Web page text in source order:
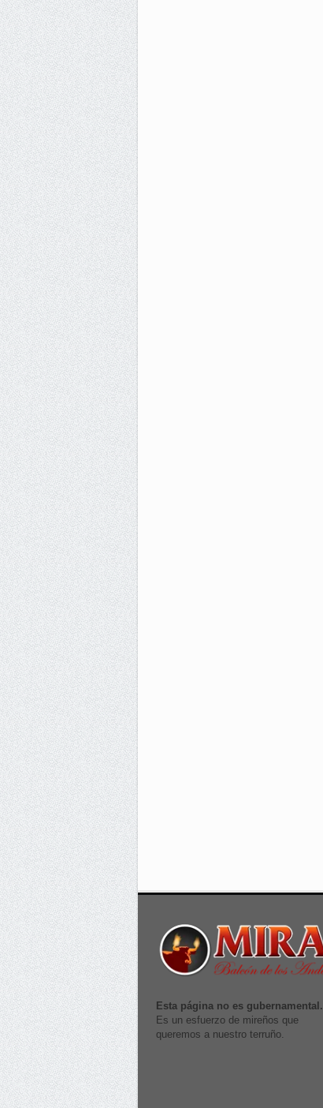
Esta página no es gubernamental.
Es un esfuerzo de mireños que
queremos a nuestro terruño.